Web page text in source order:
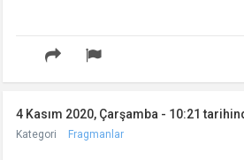
4 Kasım 2020, Çarşamba - 10:21
Kategori Fragmanlar